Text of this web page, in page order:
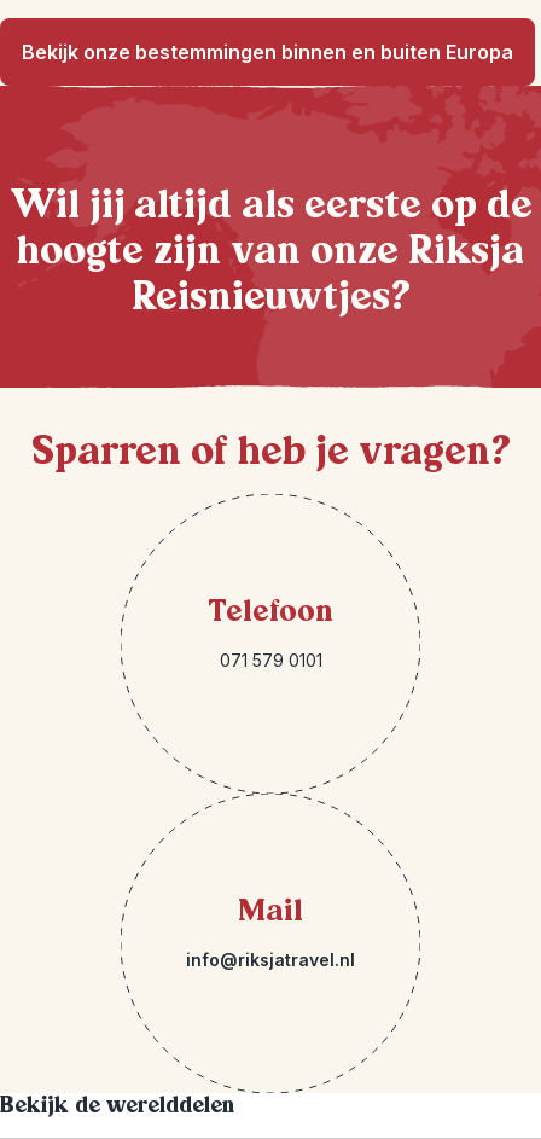
Bekijk onze bestemmingen binnen en buiten Europa
Wil jij altijd als eerste op de
hoogte zijn van onze Riksja
Reisnieuwtjes?
Sparren of heb je vragen?
Telefoon
071 579 0101
Mail
info@riksjatravel.nl
Bekijk de werelddelen